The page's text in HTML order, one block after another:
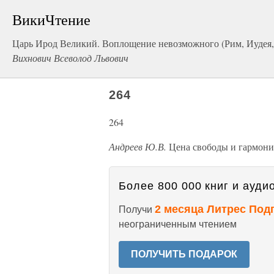
ВикиЧтение
Царь Ирод Великий. Воплощение невозможного (Рим,
Вихнович Всеволод Львович
264
264
Андреев Ю.В. Цена свободы и
Более 800 000 книг и
Получи 2 месяца Литрес
неограниченным чтением
ПОЛУЧИТЬ ПОДАРОК